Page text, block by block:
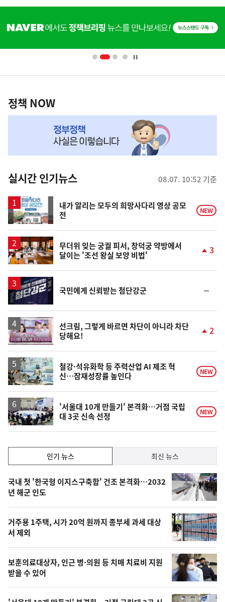
단
배
영
책
NOW,
뉴
스
정책 NOW
실시간 인기뉴스 08.07. 10:52 기준
내가 알리는 모두의 희망사다리 영상 공모
전
NEW
무더위 잊는 궁궐 피서, 창덕궁 약방에서
달이는 '조선 왕실 보양 비법'
3
국민에게 신뢰받는 첨단강군
일
영
상
선크림, 그렇게 바르면 차단이 아니라 차단
당해요!
승
2
철강·석유화학 등 주력산업 AI 제조 혁
신…잠재성장률 높인다
NEW
'서울대 10개 만들기' 본격화…거점 국립
대 3곳 신속 선정
NEW
기,
최
신,
늘
의
영
상
인기 뉴스 최신 뉴스
기
뉴
스
국내 첫 '한국형 이지스구축함' 건조 본격화…2032
년 해군 인도
거주용 1주택, 시가 20억 원까지 종부세 과세 대상
서 제외
보훈의료대상자, 인근 병·의원 등 치매 치료비 지원
받을 수 있어